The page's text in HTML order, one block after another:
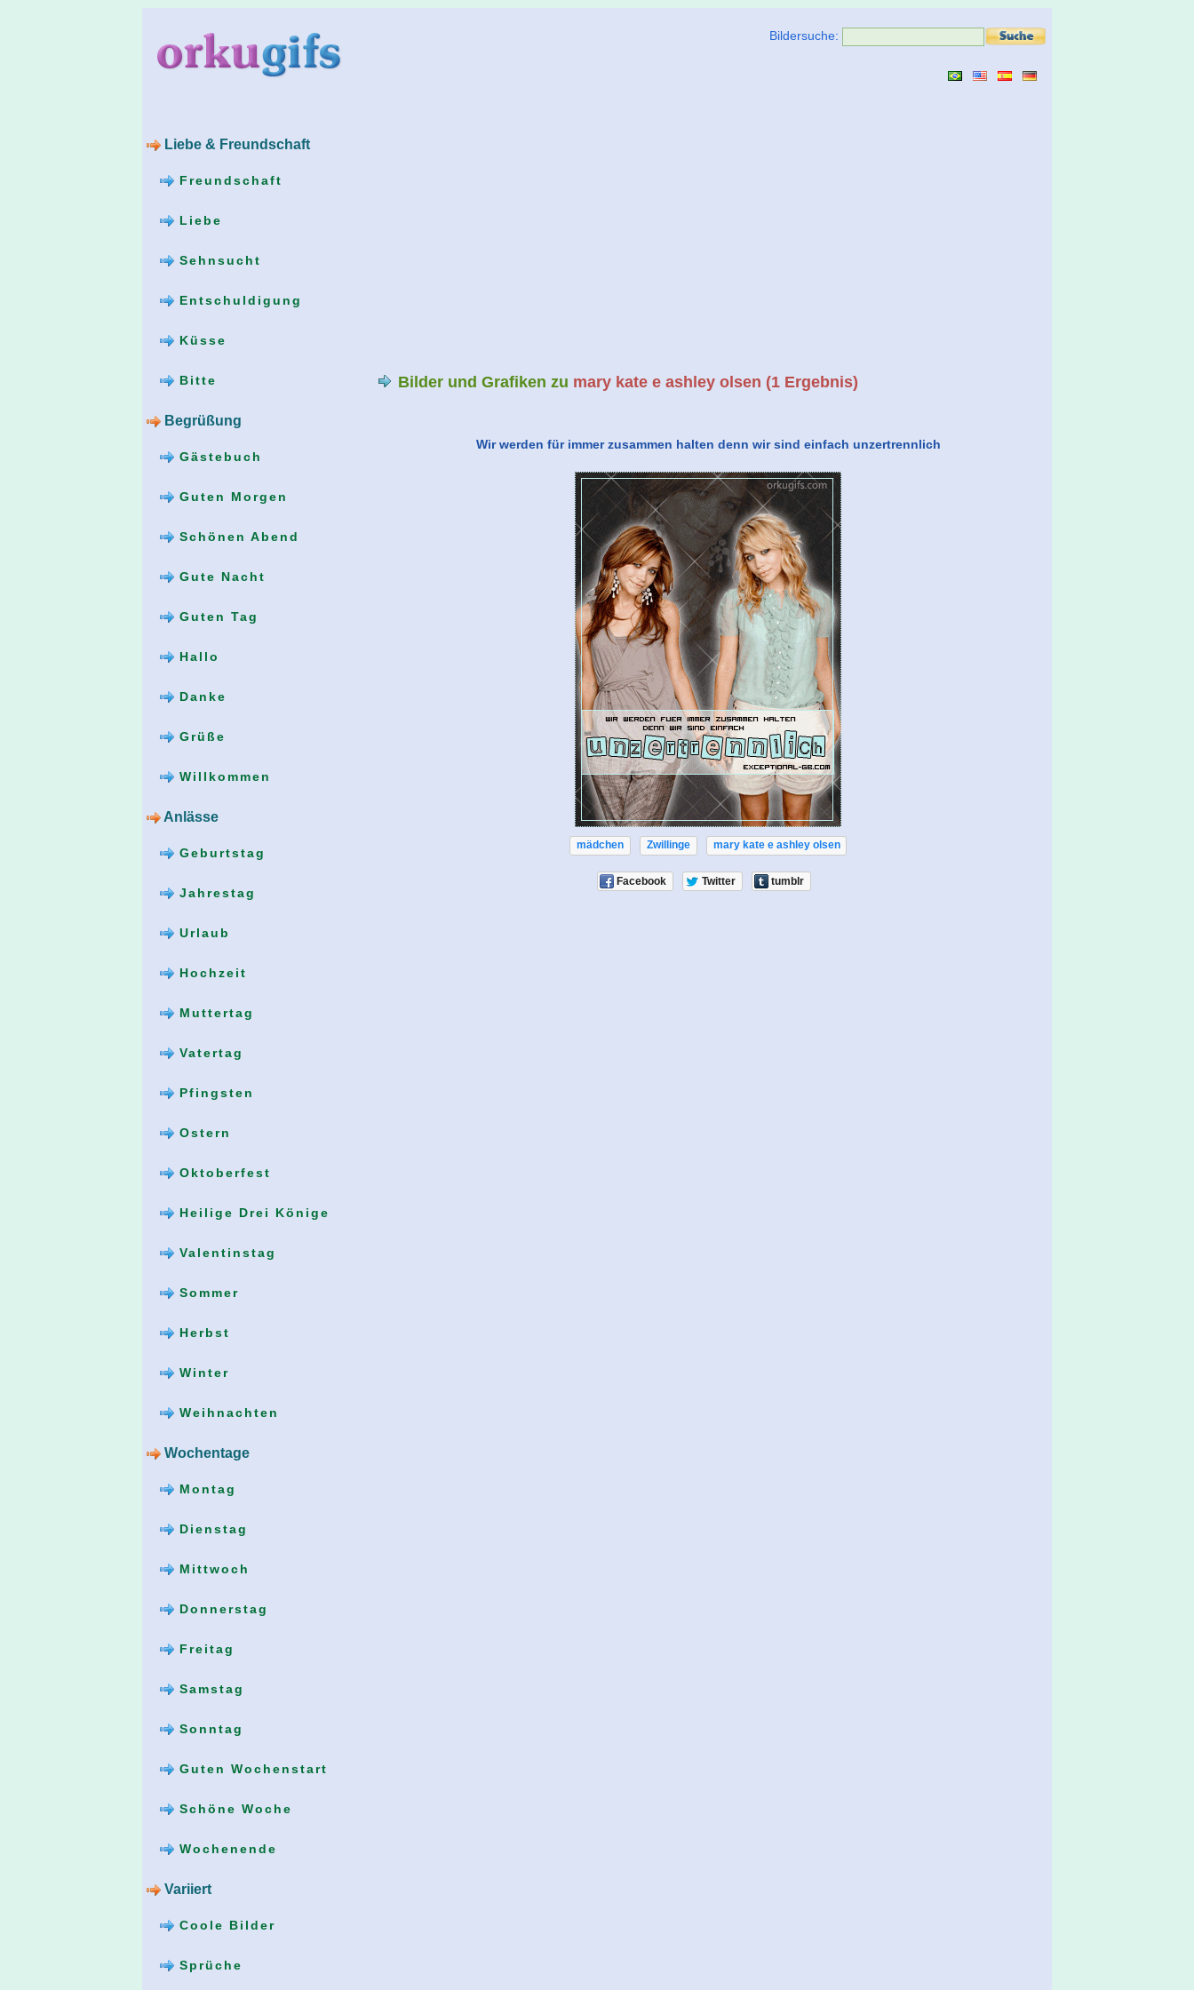
Liebe & Freundschaft
Freundschaft
Liebe
Sehnsucht
Entschuldigung
Küsse
Bitte
Begrüßung
Gästebuch
Guten Morgen
Schönen Abend
Gute Nacht
Guten Tag
Hallo
Danke
Grüße
Willkommen
Anlässe
Geburtstag
Jahrestag
Urlaub
Hochzeit
Muttertag
Vatertag
Pfingsten
Ostern
Oktoberfest
Heilige Drei Könige
Valentinstag
Sommer
Herbst
Winter
Weihnachten
Wochentage
Montag
Dienstag
Mittwoch
Donnerstag
Freitag
Samstag
Sonntag
Guten Wochenstart
Schöne Woche
Wochenende
Variiert
Coole Bilder
Sprüche
Bildersuche:
Bilder und Grafiken zu mary kate e ashley olsen (1 Ergebnis)
Wir werden für immer zusammen halten denn wir sind einfach unzertrennlich
mädchen Zwillinge mary kate e ashley olsen
Facebook Twitter tumblr